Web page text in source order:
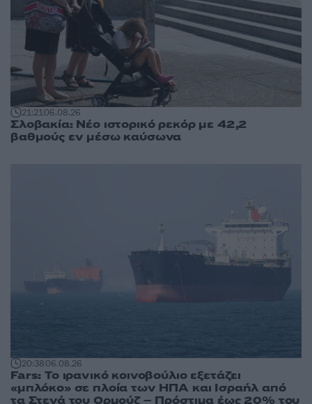
21:2106.08.26
Σλοβακία: Νέο ιστορικό ρεκόρ με 42,2
βαθμούς εν μέσω καύσωνα
20:3806.08.26
Fars: Το ιρανικό κοινοβούλιο εξετάζει
«μπλόκο» σε πλοία των ΗΠΑ και Ισραήλ από
τα Στενά του Ορμούζ – Πρόστιμα έως 20% του